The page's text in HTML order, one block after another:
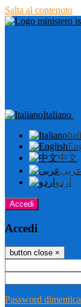
Salta al contenuto
Italiano
中文
عربى
اردو
Accedi
Accedi
button close ×
Password